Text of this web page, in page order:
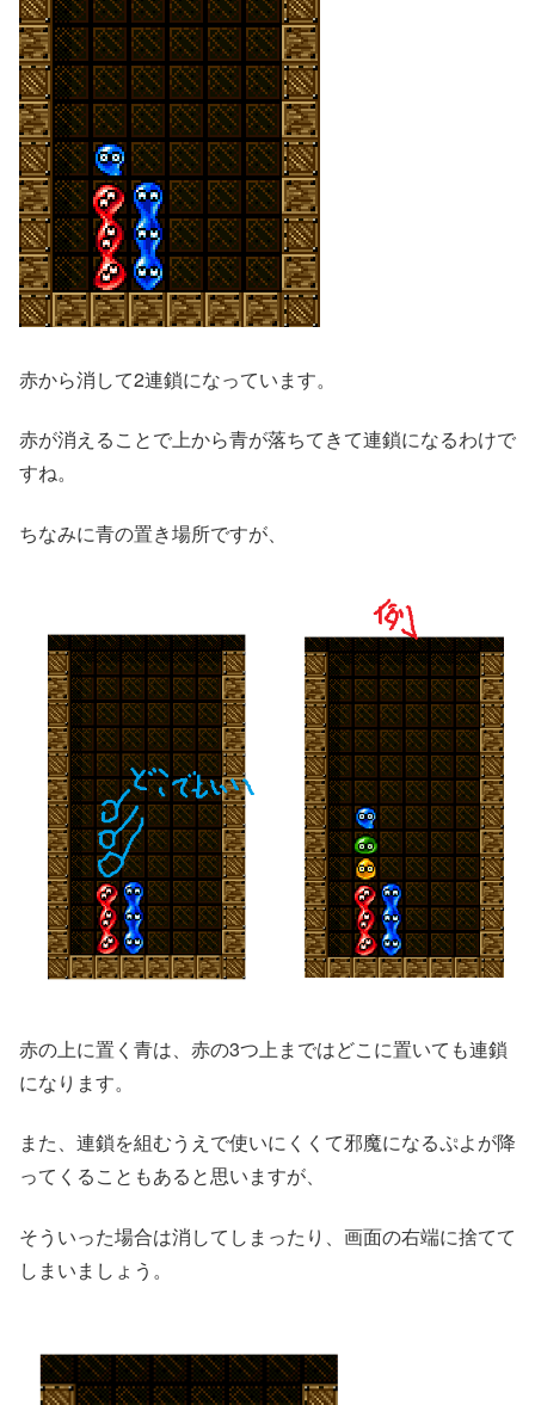
赤から消して2連鎖になっています。
赤が消えることで上から青が落ちてきて連鎖になるわけで
すね。
ちなみに青の置き場所ですが、
赤の上に置く青は、赤の3つ上まではどこに置いても連鎖
になります。
また、連鎖を組むうえで使いにくくて邪魔になるぷよが降
ってくることもあると思いますが、
そういった場合は消してしまったり、画面の右端に捨てて
しまいましょう。